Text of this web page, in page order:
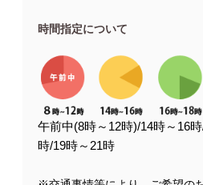
時間指定について
午前中(8時～12時)/14時～16
時/19時～21時